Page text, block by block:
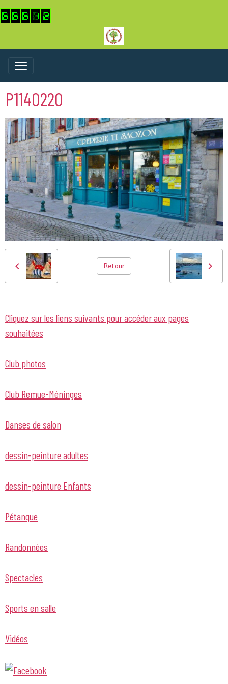
P1140220
Retour
Cliquez sur les liens suivants pour accéder aux pages
souhaitées
Club photos
Club Remue-Méninges
Danses de salon
dessin-peinture adultes
dessin-peinture Enfants
Pétanque
Randonnées
Spectacles
Sports en salle
Vidéos